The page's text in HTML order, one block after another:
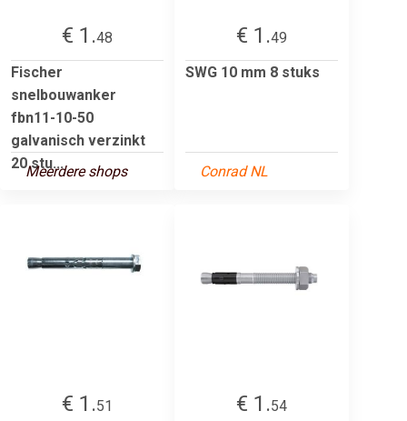
€ 1.48
Fischer
snelbouwanker
fbn11-10-50
galvanisch verzinkt
20 stu...
Meerdere shops
€ 1.49
SWG 10 mm 8 stuks
Conrad NL
€ 1.51
€ 1.54